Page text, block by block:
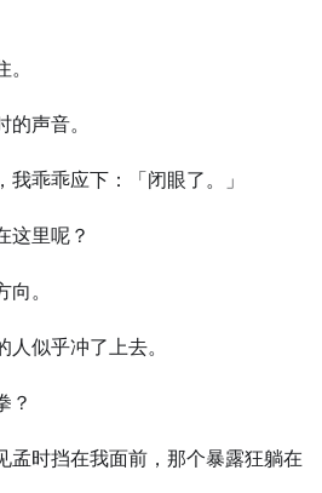
的声音。
乖乖应下：「闭眼了。」
这里呢？
。
似乎冲了上去。
？
孟时挡在我面前，那个暴露狂躺在